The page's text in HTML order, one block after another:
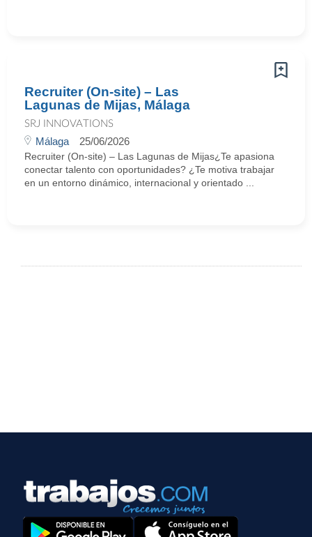
Recruiter (On-site) – Las
Lagunas de Mijas, Málaga
SRJ INNOVATIONS
Málaga 25/06/2026
Recruiter (On-site) – Las Lagunas de Mijas¿Te apasiona
conectar talento con oportunidades? ¿Te motiva trabajar
en un entorno dinámico, internacional y orientado ...